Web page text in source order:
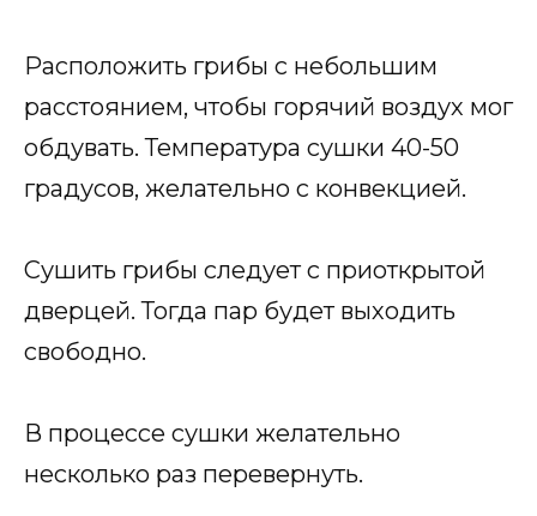
Расположить грибы с небольшим
расстоянием, чтобы горячий воздух мог
обдувать. Температура сушки 40-50
градусов, желательно с конвекцией.
Сушить грибы следует с приоткрытой
дверцей. Тогда пар будет выходить
свободно.
В процессе сушки желательно
несколько раз перевернуть.